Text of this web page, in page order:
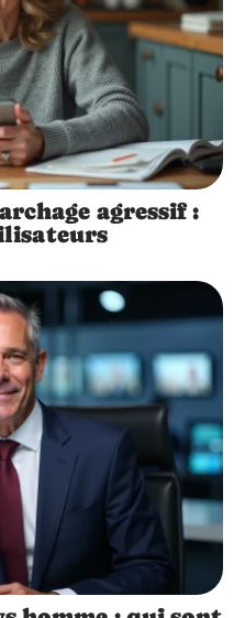
agressif :